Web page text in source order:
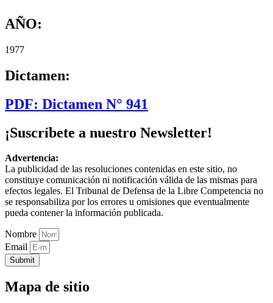
AÑO:
1977
Dictamen:
PDF: Dictamen N° 941
¡Suscríbete a nuestro Newsletter!
Advertencia:
La publicidad de las resoluciones contenidas en este sitio, no
constituye comunicación ni notificación válida de las mismas para
efectos legales. El Tribunal de Defensa de la Libre Competencia no
se responsabiliza por los errores u omisiones que eventualmente
pueda contener la información publicada.
Nombre
Email
Submit
Mapa de sitio